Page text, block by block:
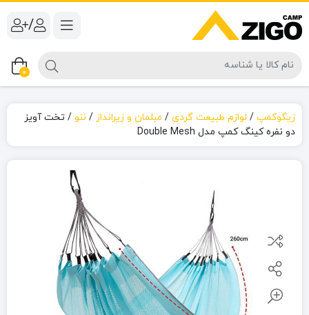
/
0
زیگوکمپ / لوازم طبیعت گردی / مبلمان و زیرانداز / ننو / تخت آویز
دو نفره کینگ کمپ مدل Double Mesh